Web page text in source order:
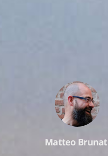
Matteo